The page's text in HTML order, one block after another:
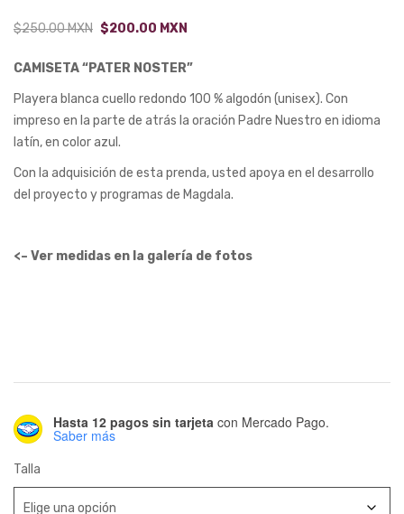
$250.00MXN Original
was:
$250.00.
$200.00 MXN
is:
$200.00.
CAMISETA “PATER NOSTER”
Playera blanca cuello redondo 100 % algodón (unisex). Con
impreso en la parte de atrás la oración Padre Nuestro en idioma
latín, en color azul.
Con la adquisición de esta prenda, usted apoya en el desarrollo
del proyecto y programas de Magdala.
<– Ver medidas en la galería de fotos
Hasta 12 pagos sin tarjeta con Mercado Pago.
Saber más
Talla